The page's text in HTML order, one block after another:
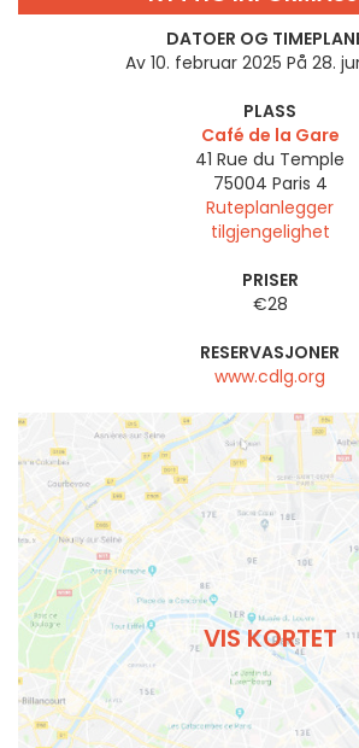
DATOER OG
Av 10. februar 2025 På 28.
PLASS
Café de la Gare
41 Rue du Temple
75004 Paris 4
Ruteplanlegger
tilgjengelighet
PRISER
€28
RESERVASJONER
www.cdlg.org
VIS KORTET